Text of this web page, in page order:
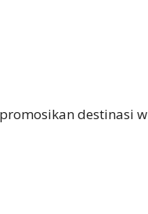
destinasi